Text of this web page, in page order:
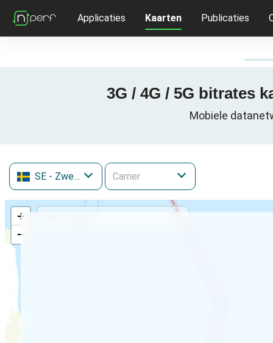
Applicaties Kaarten Publicaties
3G / 4G / 5G bitrates
Mobiele
SE - Zweden
+
−